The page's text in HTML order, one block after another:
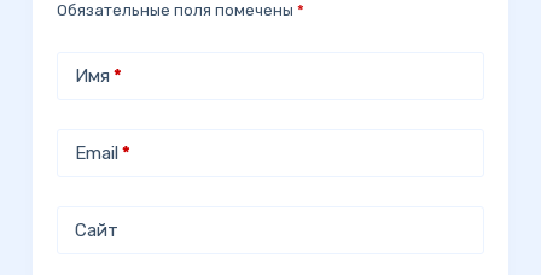
Обязательные поля помечены *
Имя *
Email *
Сайт